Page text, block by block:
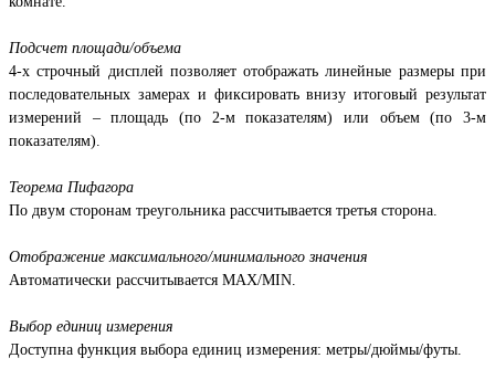
Подсчет площади/объема
4-х строчный дисплей позволяет отображать линейные размеры при
последовательных замерах и фиксировать внизу итоговый результат
измерений – площадь (по 2-м показателям) или объем (по 3-м
показателям).
Теорема Пифагора
По двум сторонам треугольника рассчитывается третья сторона.
Отображение максимального/минимального значения
Автоматически рассчитывается MAX/MIN.
Выбор единиц измерения
Доступна функция выбора единиц измерения: метры/дюймы/футы.